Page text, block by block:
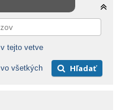
v tejto vetve
vo všetkých Hľadať